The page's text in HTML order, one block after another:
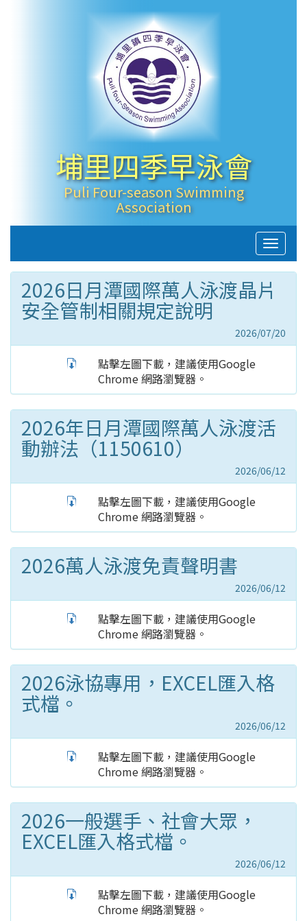
埔里四季早泳會
Puli Four-season Swimming
Association
Toggle
2026日月潭國際萬人泳渡晶片
安全管制相關規定說明
2026/07/20
點擊左圖下載，建議使用Google
Chrome 網路瀏覽器。
2026年日月潭國際萬人泳渡活
動辦法（1150610）
2026/06/12
點擊左圖下載，建議使用Google
Chrome 網路瀏覽器。
2026萬人泳渡免責聲明書
2026/06/12
點擊左圖下載，建議使用Google
Chrome 網路瀏覽器。
2026泳協專用，EXCEL匯入格
式檔。
2026/06/12
點擊左圖下載，建議使用Google
Chrome 網路瀏覽器。
2026一般選手、社會大眾，
EXCEL匯入格式檔。
2026/06/12
點擊左圖下載，建議使用Google
Chrome 網路瀏覽器。